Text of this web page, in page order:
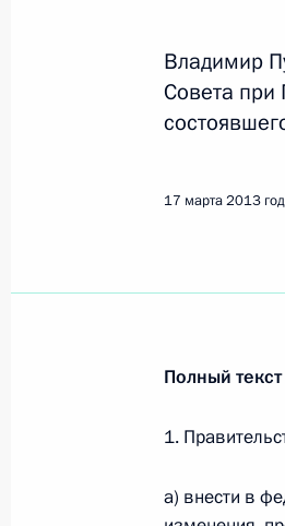
Внесены
24 июня 2013
Владимир
Совета
17 марта 2013
Полный
1.
а) внести в